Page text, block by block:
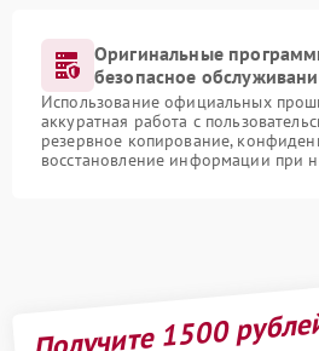
Оригинальные
безопасное
Использование официальных
аккуратная работа с
резервное копирование,
восстановление информации при
Получите 1500